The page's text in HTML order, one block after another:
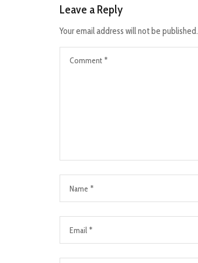
Leave a Reply
Your email address will not be published.